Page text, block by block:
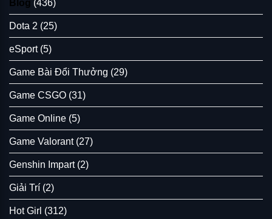
Blog (436)
Dota 2 (25)
eSport(5)
Game Bài Đổi Thưởng (29)
Game CSGO (31)
Game Online (5)
Game Valorant(27)
Genshin Impart(2)
Giải Trí (2)
Hot Girl (312)